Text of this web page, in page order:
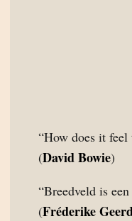
“How does it feel
(David Bowie)
“Breedveld is
(Fréderike